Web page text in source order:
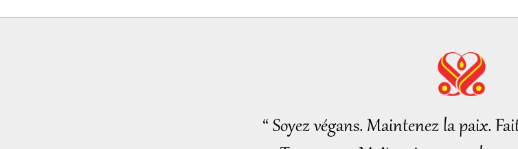
“ Soyez végans. Maintenez la paix.